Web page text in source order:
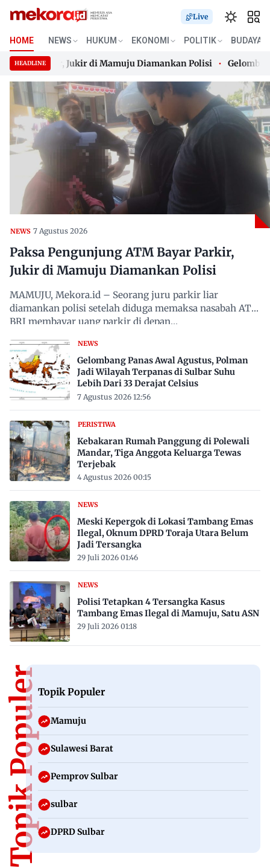
Skip
content
Live
HOME NEWS HUKUM EKONOMI POLITIK BUDAYA
HEADLINE
Parkir, Jukir di Mamuju Diamankan Polisi Gelombang
Parkir, Jukir di Mamuju Diamankan Polisi Gelombang
NEWS 7 Agustus 2026
Paksa Pengunjung ATM Bayar Parkir,
Jukir di Mamuju Diamankan Polisi
MAMUJU, Mekora.id – Seorang juru parkir liar
diamankan polisi setelah diduga memaksa nasabah ATM
BRI membayar uang parkir di depan…
NEWS
Gelombang Panas Awal Agustus, Polman
Jadi Wilayah Terpanas di Sulbar Suhu
Lebih Dari 33 Derajat Celsius
7 Agustus 2026 12:56
PERISTIWA
Kebakaran Rumah Panggung di Polewali
Mandar, Tiga Anggota Keluarga Tewas
Terjebak
4 Agustus 2026 00:15
NEWS
Meski Kepergok di Lokasi Tambang Emas
Ilegal, Oknum DPRD Toraja Utara Belum
Jadi Tersangka
29 Juli 2026 01:46
NEWS
Polisi Tetapkan 4 Tersangka Kasus
Tambang Emas Ilegal di Mamuju, Satu ASN
29 Juli 2026 01:18
Topik PopulerTopik Populer
Mamuju
Sulawesi Barat
Pemprov Sulbar
sulbar
DPRD Sulbar